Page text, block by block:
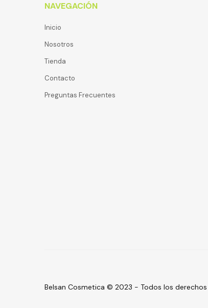
NAVEGACIÓN
Inicio
Nosotros
Tienda
Contacto
Preguntas Frecuentes
Belsan Cosmetica © 2023 - Todos los